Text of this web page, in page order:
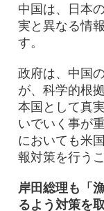
中国は、日本
実と異なる情
す。
政府は、中国
が、科学的根
本国として真
いでいく事が
においても米
報対策を行う
岸田総理も「
るよう対策を